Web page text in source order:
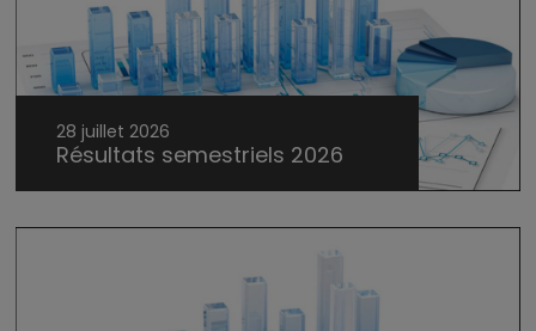
28 juillet 2026
Résultats semestriels 2026